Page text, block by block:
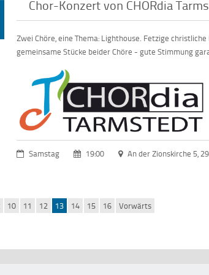
Chor-Konzert von CHORdia
Zwei Chöre, eine Thema: Lighthouse. Fetzige
gemeinsame Stücke beider Chöre - gute Stimmung
Samstag 19:00 An der Zionskirche 5,
10 11 12 13 14 15 16 Vorwärts